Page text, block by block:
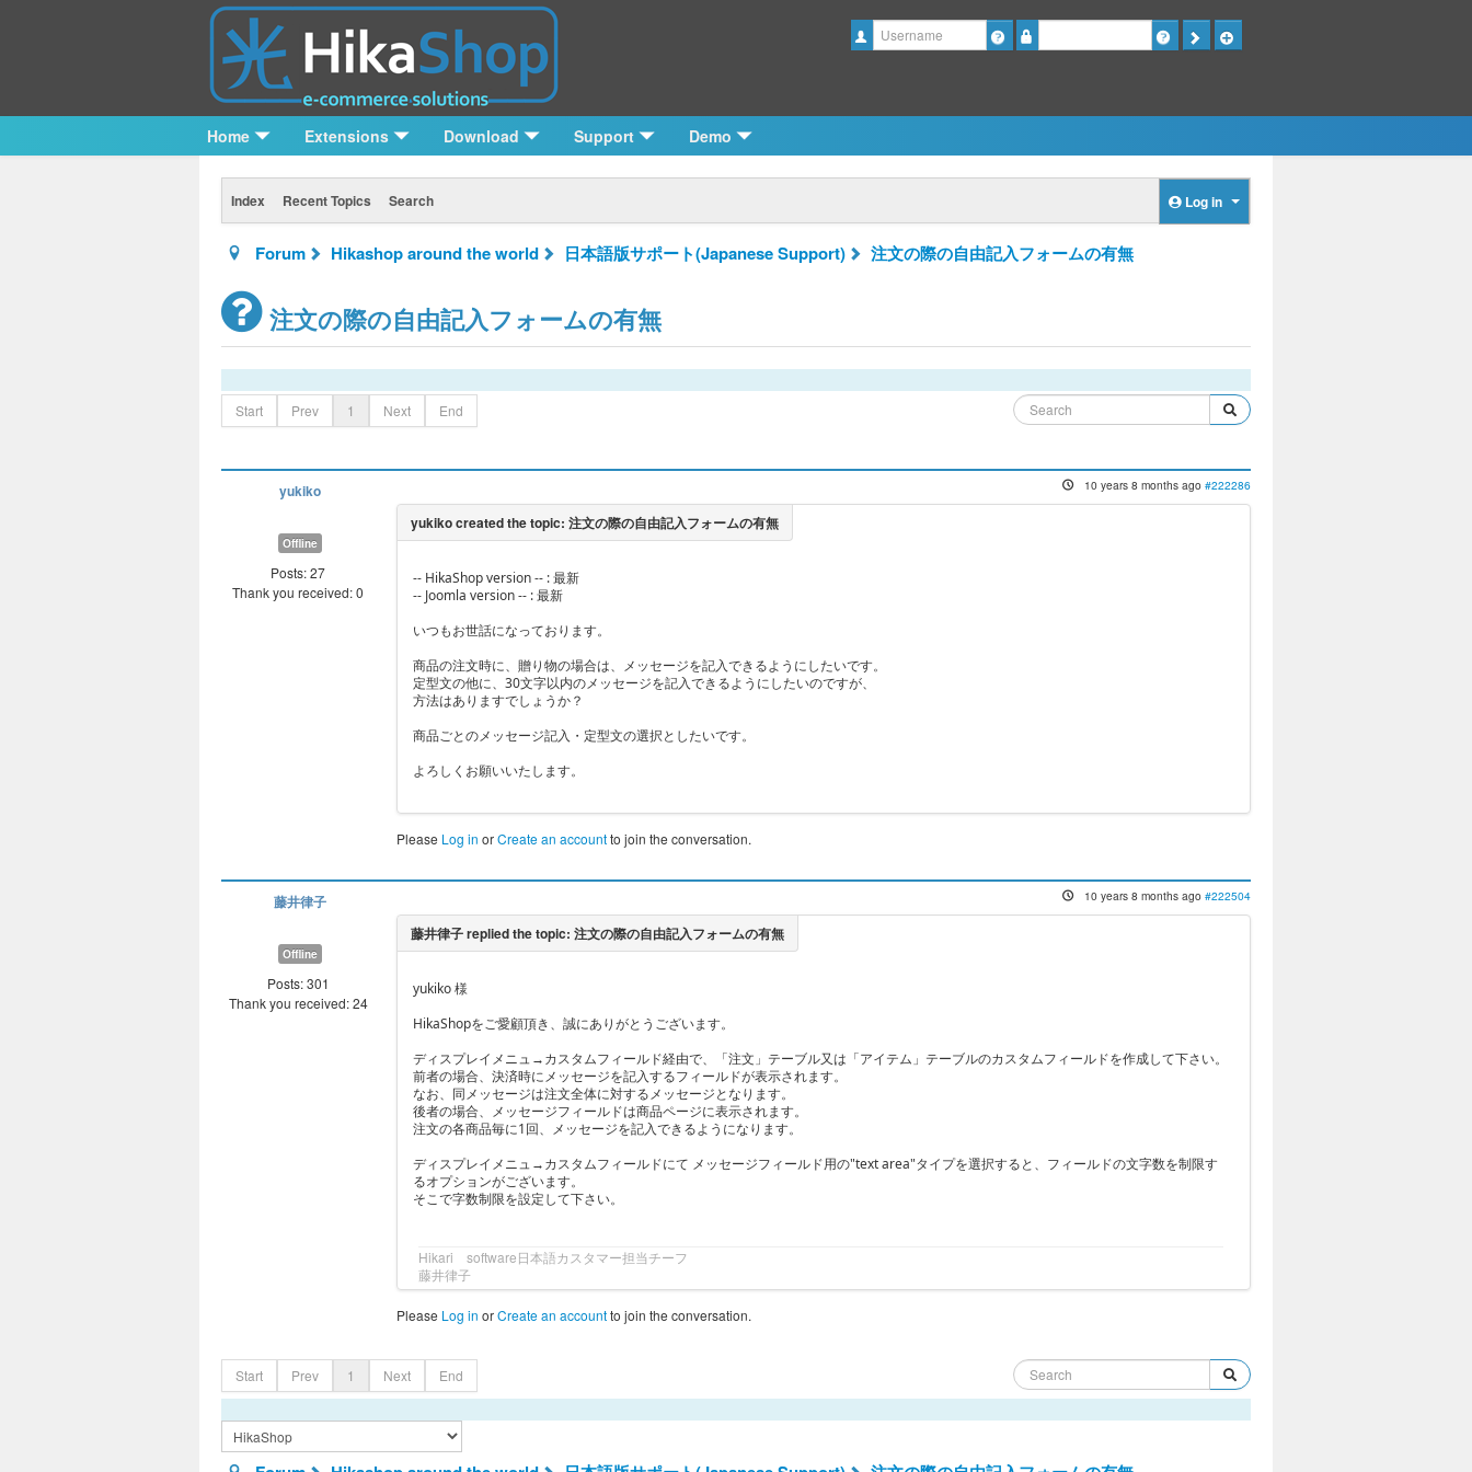
Username
Home Extensions Download Support Demo
Index Recent Topics Search Log in
Forum Hikashop around the world 日本語版サポート(Japanese Support) 注文の際の自由記入フォームの有無
注文の際の自由記入フォームの有無
Start Prev 1 Next End
yukiko
Offline
Posts: 27
Thank you received: 0
10 years 8 months ago #222286
-- HikaShop version -- : 最新
-- Joomla version -- : 最新
いつもお世話になっております。
商品の注文時に、贈り物の場合は、メッセージを記入できるようにしたいです。
定型文の他に、30文字以内のメッセージを記入できるようにしたいのですが、
方法はありますでしょうか？
商品ごとのメッセージ記入・定型文の選択としたいです。
よろしくお願いいたします。
Please Log in orCreate an accountto join the conversation.
藤井律子
Offline
Posts: 301
Thank you received: 24
10 years 8 months ago #222504
yukiko 様
HikaShopをご愛顧頂き、誠にありがとうございます。
ディスプレイメニュ→カスタムフィールド経由で、「注文」テーブル又は「アイテム」テーブルのカスタムフィールドを作成して下さい。
前者の場合、決済時にメッセージを記入するフィールドが表示されます。
なお、同メッセージは注文全体に対するメッセージとなります。
後者の場合、メッセージフィールドは商品ページに表示されます。
注文の各商品毎に1回、メッセージを記入できるようになります。
ディスプレイメニュ→カスタムフィールドにて メッセージフィールド用の"text area"タイプを選択すると、フィールドの文字数を制限す
るオプションがございます。
そこで字数制限を設定して下さい。
Hikari software日本語カスタマー担当チーフ
藤井律子
Please Log in orCreate an accountto join the conversation.
Start Prev 1 Next End